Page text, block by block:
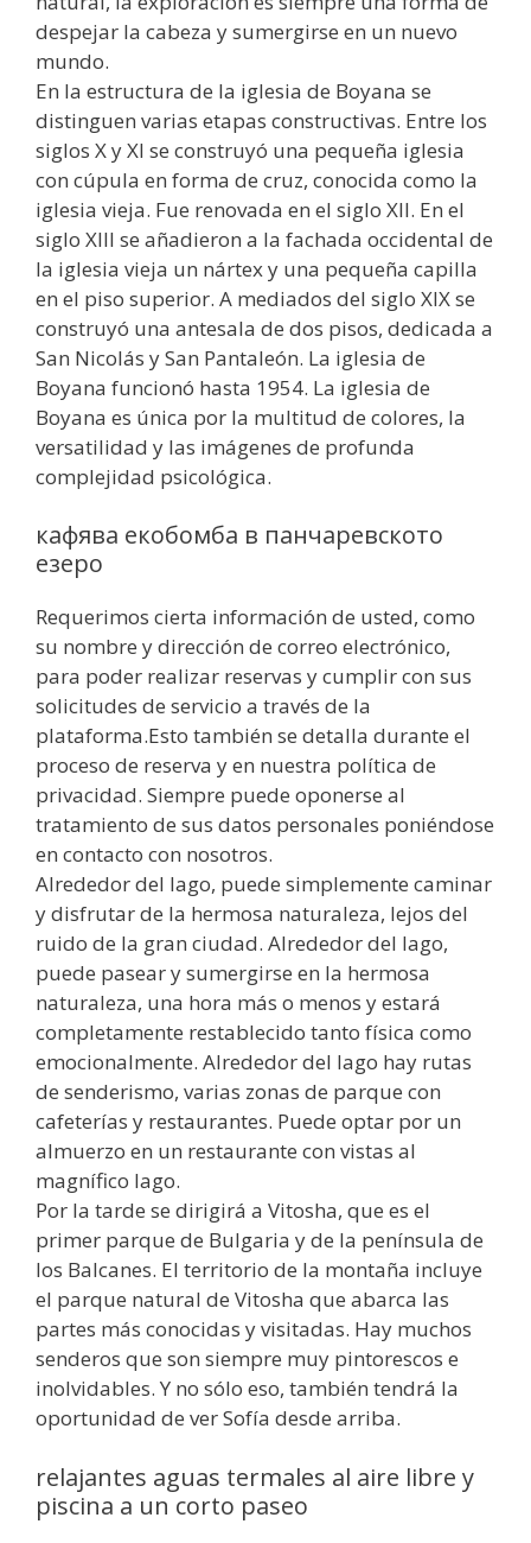
despejar la cabeza y sumergirse en un nuevo
mundo.
En la estructura de la iglesia de Boyana se
distinguen varias etapas constructivas. Entre los
siglos X y XI se construyó una pequeña iglesia
con cúpula en forma de cruz, conocida como la
iglesia vieja. Fue renovada en el siglo XII. En el
siglo XIII se añadieron a la fachada occidental de
la iglesia vieja un nártex y una pequeña capilla
en el piso superior. A mediados del siglo XIX se
construyó una antesala de dos pisos, dedicada a
San Nicolás y San Pantaleón. La iglesia de
Boyana funcionó hasta 1954. La iglesia de
Boyana es única por la multitud de colores, la
versatilidad y las imágenes de profunda
complejidad psicológica.
кафява екобомба в панчаревското
езеро
Requerimos cierta información de usted, como
su nombre y dirección de correo electrónico,
para poder realizar reservas y cumplir con sus
solicitudes de servicio a través de la
plataforma.Esto también se detalla durante el
proceso de reserva y en nuestra política de
privacidad. Siempre puede oponerse al
tratamiento de sus datos personales poniéndose
en contacto con nosotros.
Alrededor del lago, puede simplemente caminar
y disfrutar de la hermosa naturaleza, lejos del
ruido de la gran ciudad. Alrededor del lago,
puede pasear y sumergirse en la hermosa
naturaleza, una hora más o menos y estará
completamente restablecido tanto física como
emocionalmente. Alrededor del lago hay rutas
de senderismo, varias zonas de parque con
cafeterías y restaurantes. Puede optar por un
almuerzo en un restaurante con vistas al
magnífico lago.
Por la tarde se dirigirá a Vitosha, que es el
primer parque de Bulgaria y de la península de
los Balcanes. El territorio de la montaña incluye
el parque natural de Vitosha que abarca las
partes más conocidas y visitadas. Hay muchos
senderos que son siempre muy pintorescos e
inolvidables. Y no sólo eso, también tendrá la
oportunidad de ver Sofía desde arriba.
relajantes aguas termales al aire libre y
piscina a un corto paseo